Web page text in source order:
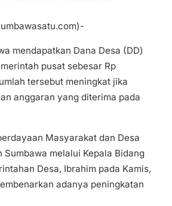
mendapatkan Dana Desa (DD)
pusat sebesar Rp
tersebut meningkat jika
anggaran yang diterima pada
Masyarakat dan Desa
Sumbawa melalui Kepala Bidang
Desa, Ibrahim pada Kamis,
adanya peningkatan